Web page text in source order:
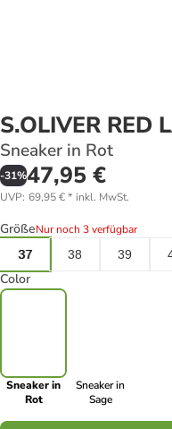
S.OLIVER RED
Sneaker in Rot
-31%47,95 €
UVP: 69,95 €* inkl. MwSt.
GrößeNur noch 3 verfügbar
37
38 39
Color
Sneaker in
Rot
Sneaker in
Sage